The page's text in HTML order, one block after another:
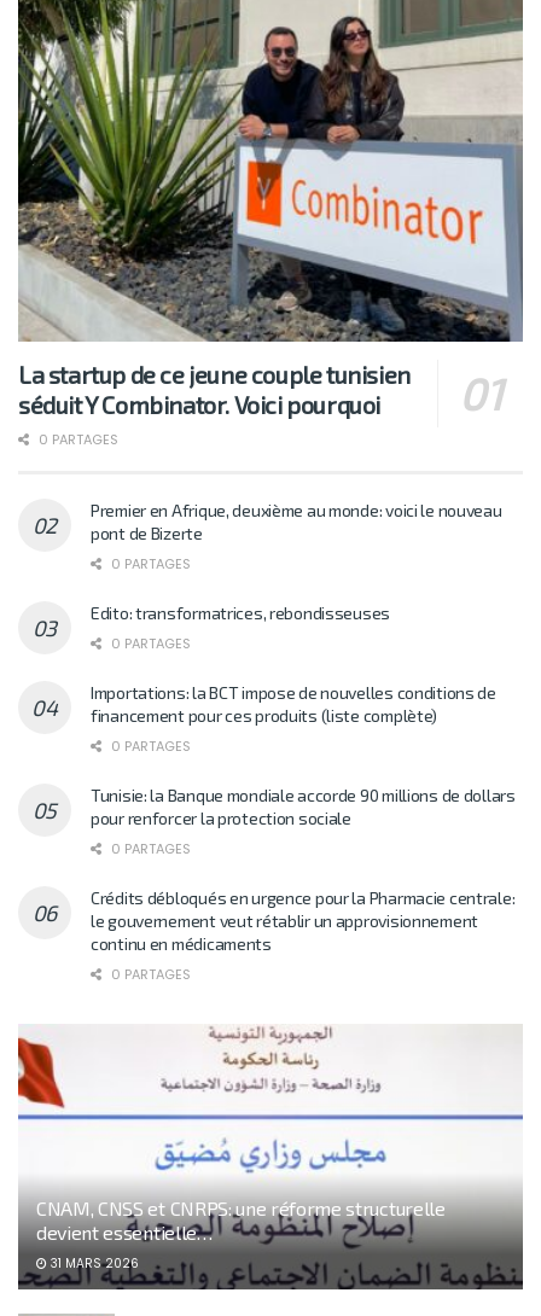
La startup de ce jeune couple tunisien
séduit Y Combinator. Voici pourquoi
0 PARTAGES
Premier en Afrique, deuxième au monde: voici le nouveau
pont de Bizerte
0 PARTAGES
Edito: transformatrices, rebondisseuses
0 PARTAGES
Importations: la BCT impose de nouvelles conditions de
financement pour ces produits (liste complète)
0 PARTAGES
Tunisie: la Banque mondiale accorde 90 millions de dollars
pour renforcer la protection sociale
0 PARTAGES
Crédits débloqués en urgence pour la Pharmacie centrale:
le gouvernement veut rétablir un approvisionnement
continu en médicaments
0 PARTAGES
CNAM, CNSS et CNRPS: une réforme structurelle
devient essentielle…
31 MARS 2026